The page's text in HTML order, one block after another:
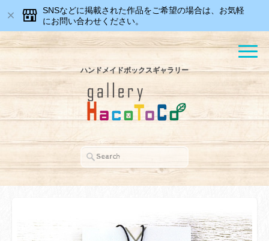
SNSなどに掲載された作品をご希望の場合は、お気軽
にお問い合わせください。
ハンドメイドボックスギャラリー